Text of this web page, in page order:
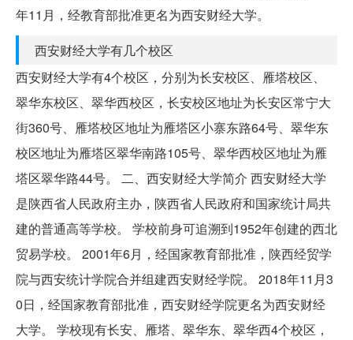
年11月，经教育部批准更名为西安财经大学。
西安财经大学有几个校区
西安财经大学有4个校区，分别为长安校区、雁塔校区、
翠华东校区、翠华西校区，长安校区地址为长安区常宁大
街360号、雁塔校区地址为雁塔区小寨东路64号、翠华东
校区地址为雁塔区翠华南路105号、翠华西校区地址为雁
塔区翠华路44号。 二、西安财经大学简介 西安财经大学
是陕西省人民政府主办，陕西省人民政府和国家统计局共
建的普通高等学校。 学校前身可追溯到1952年创建的西北
贸易学校。 2001年6月，经国家教育部批准，陕西经贸学
院与西安统计学院合并组建西安财经学院。 2018年11月3
0日，经国家教育部批准，西安财经学院更名为西安财经
大学。 学校现有长安、雁塔、翠华东、翠华西4个校区，